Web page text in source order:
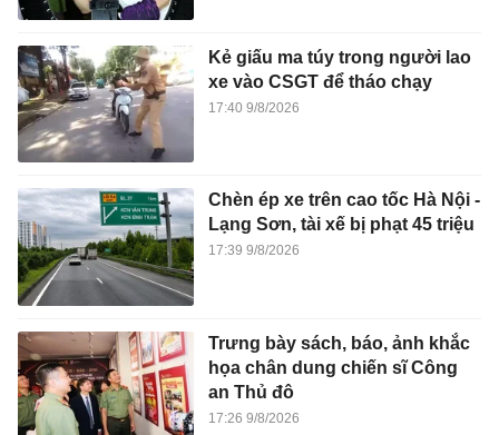
Kẻ giấu ma túy trong người lao
xe vào CSGT để tháo chạy
17:40 9/8/2026
Chèn ép xe trên cao tốc Hà Nội -
Lạng Sơn, tài xế bị phạt 45 triệu
17:39 9/8/2026
Trưng bày sách, báo, ảnh khắc
họa chân dung chiến sĩ Công
an Thủ đô
17:26 9/8/2026